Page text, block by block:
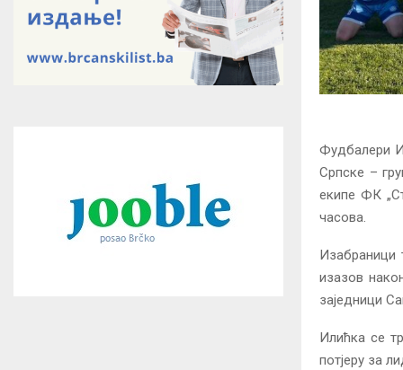
Фудбалери
Српске –
екипе ФК
часова.
Изабраници
изазов
заједници
Илићка се
потјеру за